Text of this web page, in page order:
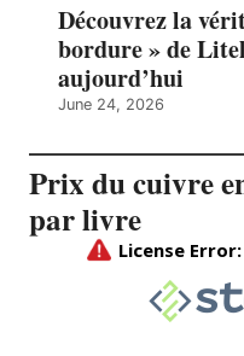
Découvrez la
bordure » de
aujourd’hui
June 24, 2026
Prix du cuivre
par livre